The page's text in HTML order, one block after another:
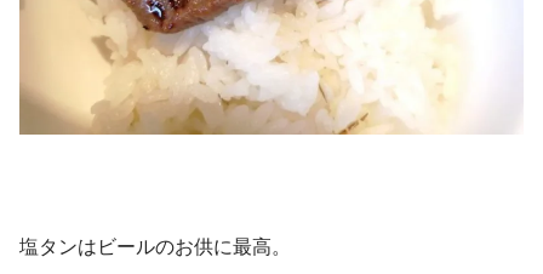
塩タンはビールのお供に最高。